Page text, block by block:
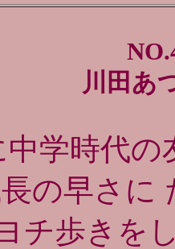
川田あ
学時代
の早さに
チ歩きを